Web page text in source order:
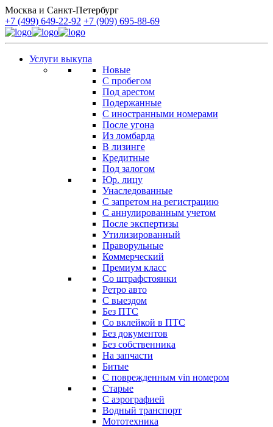
Москва и Санкт-Петербург
+7 (499) 649-22-92 +7 (909) 695-88-69
Услуги выкупа
Новые
С пробегом
Под арестом
Подержанные
С иностранными номерами
После угона
Из ломбарда
В лизинге
Кредитные
Под залогом
Юр. лицу
Унаследованные
С запретом на регистрацию
С аннулированным учетом
После экспертизы
Утилизированный
Праворульные
Коммерческий
Премиум класс
Со штрафстоянки
Ретро авто
С выездом
Без ПТС
Со вклейкой в ПТС
Без документов
Без собственника
На запчасти
Битые
С поврежденным vin номером
Старые
С аэрографией
Водный транспорт
Мототехника